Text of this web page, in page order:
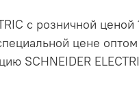
с розничной
цене
SCHNEIDER